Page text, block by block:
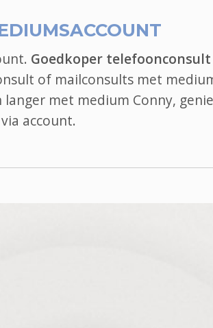
Goedkoper
of mailconsults met
met medium Conny,
account.